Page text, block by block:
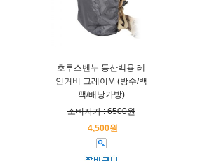
호루스벤누 등산백용 레
인커버 그레이M (방수/백
팩/배낭가방)
소비자가 : 6500원
4,500원